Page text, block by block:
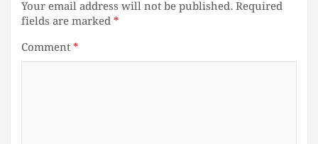
Your email address will not be published.Required
fields are marked*
Comment*